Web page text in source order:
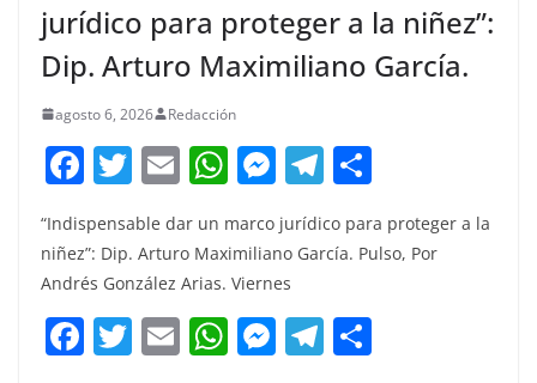
jurídico para proteger a la niñez”:
Dip. Arturo Maximiliano García.
agosto 6, 2026 Redacción
F
c
e
b
o
T
w
itt
er
E
ai
l
W
at
s
A
p
M
e
ss
e
n
g
T
e
a
m
m
“Indispensable dar un marco jurídico para proteger a la
niñez”: Dip. Arturo Maximiliano García. Pulso, Por
Andrés González Arias. Viernes
F T E W M T